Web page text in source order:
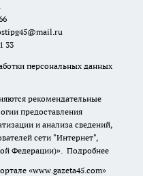
33
персональных данных
рекомендательные
предоставления
и анализа сведений,
сети "Интернет",
Федерации)». Подробнее
«www.gazeta45.com»